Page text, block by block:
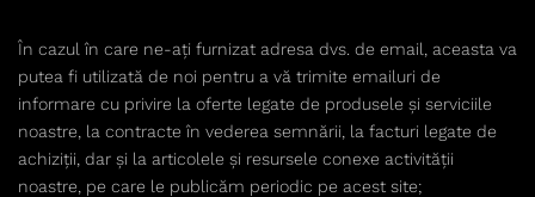
În cazul în care ne-ați furnizat adresa dvs. de email, aceasta va
putea fi utilizată de noi pentru a vă trimite emailuri de
informare cu privire la oferte legate de produsele și serviciile
noastre, la contracte în vederea semnării, la facturi legate de
achiziții, dar și la articolele și resursele conexe activității
noastre, pe care le publicăm periodic pe acest site;